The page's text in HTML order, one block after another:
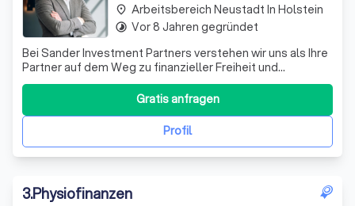
Bei Sander Investment Partners verstehen wir uns als Ihre
Partner auf dem Weg zu finanzieller Freiheit und
Sicherheit. Mit über einem Jahrzehnt Erfahrung im
Investmentbereich und einem engagierten Team aus
Experten bieten wir maßgeschneiderte Anlagestrategien,
die perfekt auf Ihre individuellen Bedü
Profil
Gratis anfragen
place Arbeitsbereich Neustadt In Holstein
timelapse Vor 8 Jahren gegründet
3.Physiofinanzen